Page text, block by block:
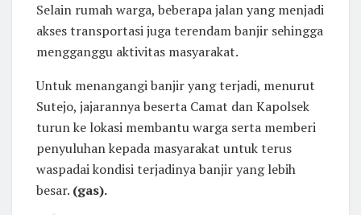
Selain rumah warga, beberapa jalan yang menjadi
akses transportasi juga terendam banjir sehingga
mengganggu aktivitas masyarakat.
Untuk menangangi banjir yang terjadi, menurut
Sutejo, jajarannya beserta Camat dan Kapolsek
turun ke lokasi membantu warga serta memberi
penyuluhan kepada masyarakat untuk terus
waspadai kondisi terjadinya banjir yang lebih
besar. (gas).